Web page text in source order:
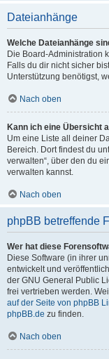
Dateianhänge
Welche Dateianhänge
Die Board-Administration
Falls du dir nicht sicher
Unterstützung benötigst,
Nach oben
Kann ich eine Übersicht
Um eine Liste all deiner
Bereich. Dort findest du
verwalten“, über den du
verwalten kannst.
Nach oben
phpBB betreffende
Wer hat diese
Diese Software (in ihrer
entwickelt und
der GNU General Public
frei vertrieben werden.
auf der Seite von phpBB
phpBB.de zu finden.
Nach oben